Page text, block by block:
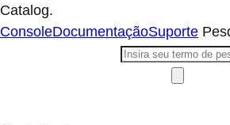
Catalog.
ConsoleDocumentaçãoSuporte